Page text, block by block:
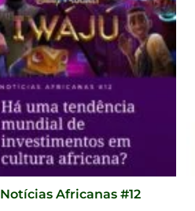
Notícias Africanas #12